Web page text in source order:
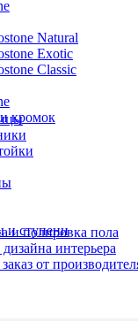
Natural
Exotic
Classic
кромок
и ступени
и полировка пола
интерьера
от